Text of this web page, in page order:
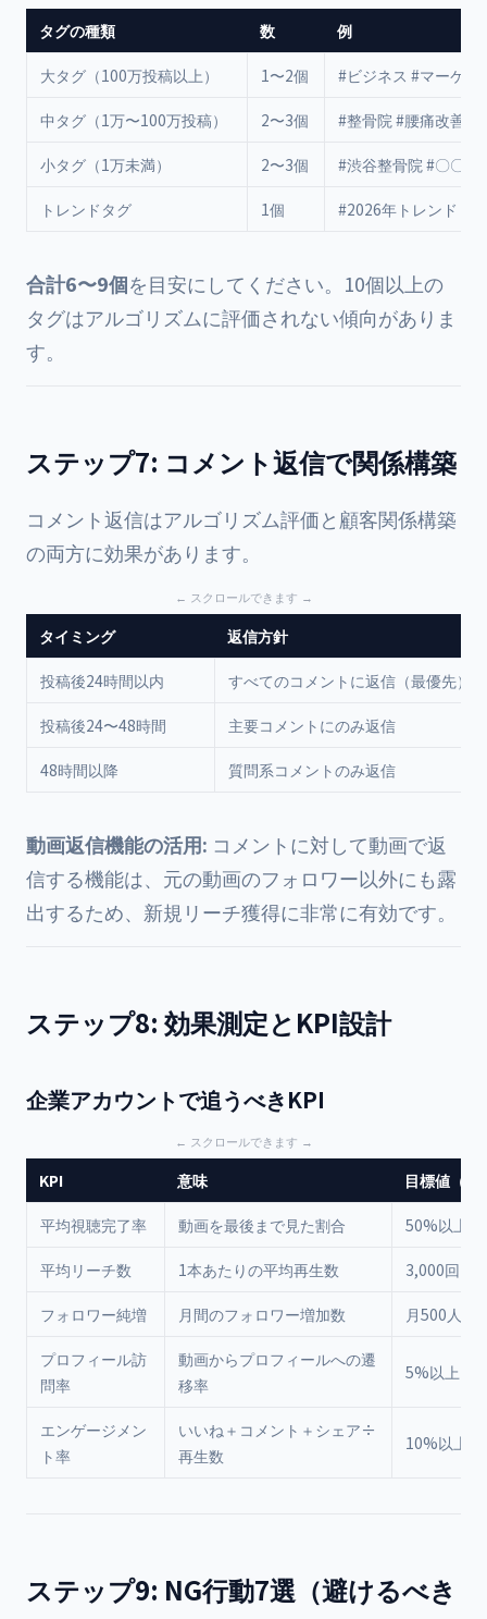
タグの種類 数 例
大タグ（100万投稿以上） 1〜2個 #ビジネス #マーケテ
中タグ（1万〜100万投稿） 2〜3個 #整骨院 #腰痛改善
小タグ（1万未満） 2〜3個 #渋谷整骨院 #〇〇整
トレンドタグ 1個 #2026年トレンド
合計6〜9個を目安にしてください。10個以上の
タグはアルゴリズムに評価されない傾向がありま
す。
ステップ7: コメント返信で関係構築
コメント返信はアルゴリズム評価と顧客関係構築
の両方に効果があります。
タイミング 返信方針
投稿後24時間以内 すべてのコメントに返信（最優先）
投稿後24〜48時間 主要コメントにのみ返信
48時間以降 質問系コメントのみ返信
動画返信機能の活用: コメントに対して動画で返
信する機能は、元の動画のフォロワー以外にも露
出するため、新規リーチ獲得に非常に有効です。
ステップ8: 効果測定とKPI設計
企業アカウントで追うべきKPI
KPI 意味 目標値（3
平均視聴完了率 動画を最後まで見た割合 50%以上
平均リーチ数 1本あたりの平均再生数 3,000回以
フォロワー純増 月間のフォロワー増加数 月500人以
プロフィール訪
問率
動画からプロフィールへの遷
移率
5%以上
エンゲージメン
ト率
いいね＋コメント＋シェア÷
再生数
10%以上
ステップ9: NG行動7選（避けるべき